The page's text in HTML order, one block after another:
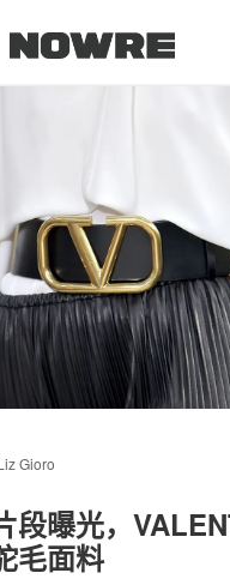
现客视点
每日栏目
时 尚
球 鞋
科 技
Gioro
段曝光，
毛面料